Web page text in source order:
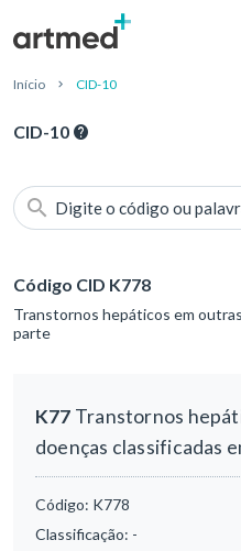
Início CID-10
CID-10
Digite o código ou
Código CID K778
Transtornos hepáticos em
parte
K77 Transtornos
doenças classificadas
Código: K778
Classificação: -